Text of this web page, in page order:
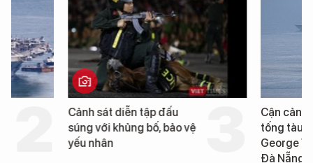
Cảnh sát diễn tập đấu
súng với khủng bố, bảo vệ
Cận cảnh chiến hạm
tống tàu sân bay USS
George Washington